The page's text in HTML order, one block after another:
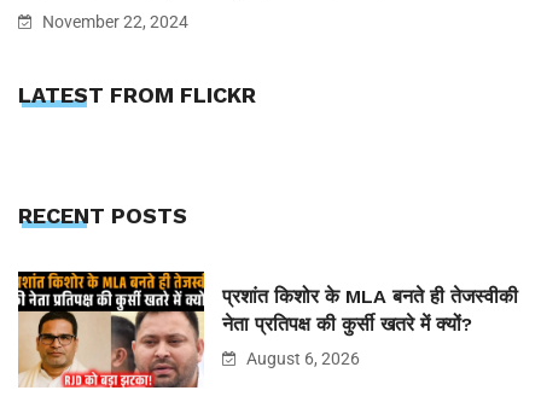
November 22, 2024
LATEST FROM FLICKR
RECENT POSTS
प्रशांत किशोर के MLA बनते ही तेजस्वीकी
नेता प्रतिपक्ष की कुर्सी खतरे में क्यों?
August 6, 2026